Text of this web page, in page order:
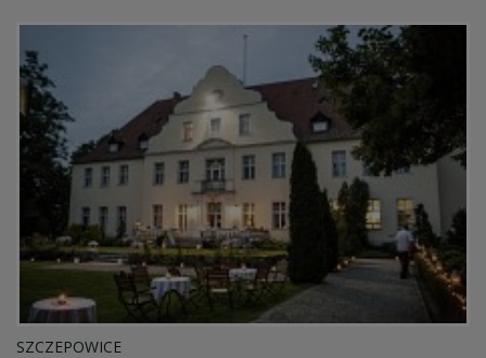
SZCZEPOWICE